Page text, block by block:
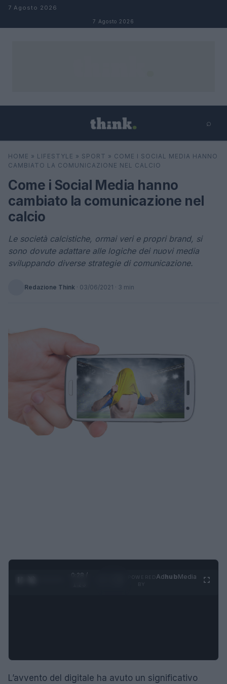
Salta al contenuto
7 Agosto 2026
7 Agosto 2026
⌕
Cerca ⌕ ×
HOME » LIFESTYLE » SPORT » COME I SOCIAL MEDIA HANNO
CAMBIATO LA COMUNICAZIONE NEL CALCIO
Come i Social Media hanno
cambiato la comunicazione nel
calcio
Le società calcistiche, ormai veri e propri brand, si
sono dovute adattare alle logiche dei nuovi media
sviluppando diverse strategie di comunicazione.
Redazione Think · 03/06/2021 · 3 min
0:29 /
AdhubMedia
L’avvento del digitale ha avuto un significativo